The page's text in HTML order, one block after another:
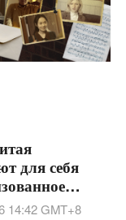
для себя
в условиях
14:42GMT+8